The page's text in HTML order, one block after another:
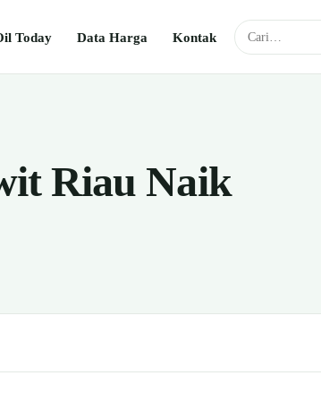
Today Data Harga Kontak
Riau Naik